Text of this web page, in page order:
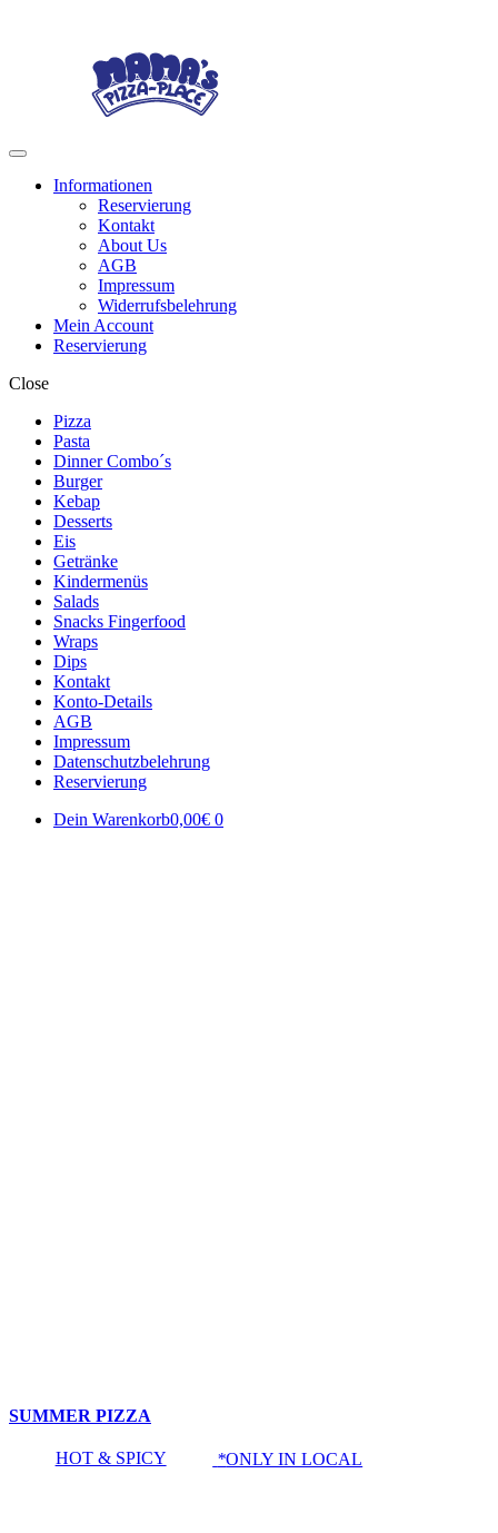
Menu
Informationen
Reservierung
Kontakt
About Us
AGB
Impressum
Widerrufsbelehrung
Mein Account
Reservierung
Close
Pizza
Pasta
Dinner Combo´s
Burger
Kebap
Desserts
Eis
Getränke
Kindermenüs
Salads
Snacks Fingerfood
Wraps
Dips
Kontakt
Konto-Details
AGB
Impressum
Datenschutzbelehrung
Reservierung
Dein Warenkorb0,00€ 0
SUMMER PIZZA
HOT & SPICY *ONLY IN LOCAL